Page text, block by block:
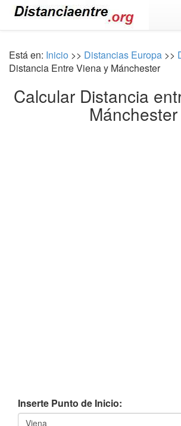
Está en: Inicio >> Distancias Europa >>
Distancia Entre Viena y Mánchester
Calcular Distancia
Mánchester
Inserte Punto de Inicio: